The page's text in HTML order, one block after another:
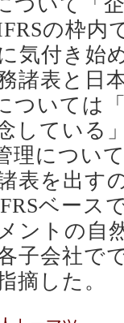
ついて「
の枠内
気付き始
諸表と日
ついては
している
理につい
表を出す
ベース
ントの自
子会社で
摘した。